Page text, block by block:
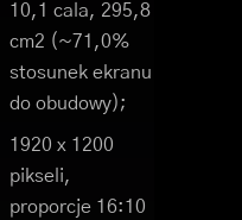
10,1 cala, 295,8
cm2 (~71,0%
stosunek ekranu
do obudowy);
1920 x 1200
pikseli,
proporcje 16:10